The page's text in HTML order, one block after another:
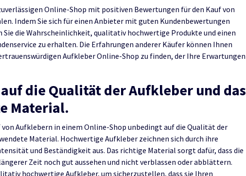
Online-Shop mit positiven Bewertungen für den Kauf von
Indem Sie sich für einen Anbieter mit guten Kundenbewertungen
Sie die Wahrscheinlichkeit, qualitativ hochwertige Produkte und einen
zu erhalten. Die Erfahrungen anderer Käufer können Ihnen
Aufkleber Online-Shop zu finden, der Ihre Erwartungen
die Qualität der Aufkleber und das
Material.
von Aufklebern in einem Online-Shop unbedingt auf die Qualität der
Material. Hochwertige Aufkleber zeichnen sich durch ihre
und Beständigkeit aus. Das richtige Material sorgt dafür, dass die
Zeit noch gut aussehen und nicht verblassen oder abblättern.
hochwertige Aufkleber, um sicherzustellen, dass sie Ihren